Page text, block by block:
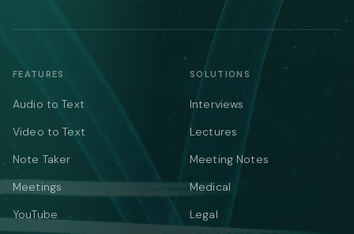
FEATURES
Audio to Text
Video to Text
Note Taker
Meetings
YouTube
SOLUTIONS
Interviews
Lectures
Meeting Notes
Medical
Legal